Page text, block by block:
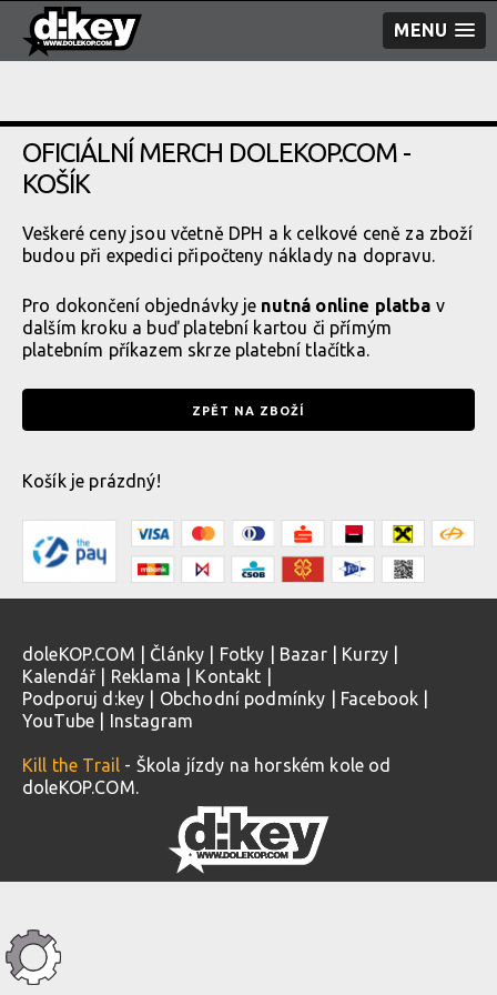
MENU
OFICIÁLNÍ MERCH DOLEKOP.COM -
KOŠÍK
Veškeré ceny jsou včetně DPH a k celkové ceně za zboží
budou při expedici připočteny náklady na dopravu.
Pro dokončení objednávky je nutná online platba v
dalším kroku a buď platební kartou či přímým
platebním příkazem skrze platební tlačítka.
ZPĚT NA ZBOŽÍ
Košík je prázdný!
doleKOP.COM Články Fotky Bazar| Kurzy
Kalendář
Reklama Kontakt
Podporuj d:key
Obchodní podmínky Facebook
YouTube
Instagram
Kill the Trail - Škola jízdy na horském kole od
doleKOP.COM.